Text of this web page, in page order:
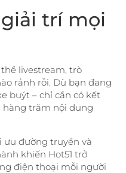
giải trí mọi
livestream, trò
rảnh rỗi. Dù bạn đang
buýt – chỉ cần có kết
hàng trăm nội dung
ưu đường truyền và
khiến Hot51 trở
điện thoại mỗi người